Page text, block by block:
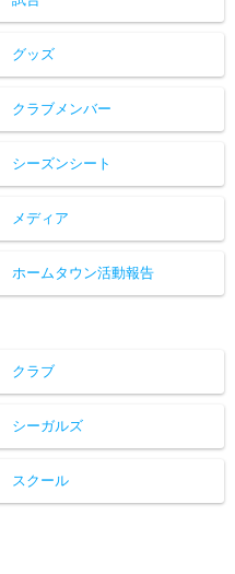
グッズ
クラブメンバー
シーズンシート
メディア
ホームタウン活動報告
クラブ
シーガルズ
スクール